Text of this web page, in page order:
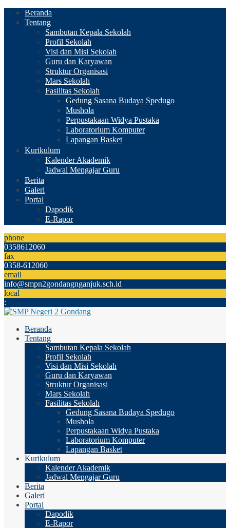
Beranda
Tentang
Sambutan Kepala Sekolah
Profil Sekolah
Visi dan Misi Sekolah
Guru dan Karyawan
Struktur Organisasi
Mars Sekolah
Fasilitas Sekolah
Gedung Sasana Budaya Spedugo
Mushola
Perpustakaan Widya Pustaka
Laboratorium Komputer
Lapangan Basket
Kurikulum
Kalender Akademik
Jadwal Mengajar Guru
Berita
Galeri
Portal
Dapodik
E-Rapor
phone
0358612060
fax
0358-612060
email
info@smpn2gondangnganjuk.sch.id
local
:
Beranda
Tentang
Sambutan Kepala Sekolah
Profil Sekolah
Visi dan Misi Sekolah
Guru dan Karyawan
Struktur Organisasi
Mars Sekolah
Fasilitas Sekolah
Gedung Sasana Budaya Spedugo
Mushola
Perpustakaan Widya Pustaka
Laboratorium Komputer
Lapangan Basket
Kurikulum
Kalender Akademik
Jadwal Mengajar Guru
Berita
Galeri
Portal
Dapodik
E-Rapor